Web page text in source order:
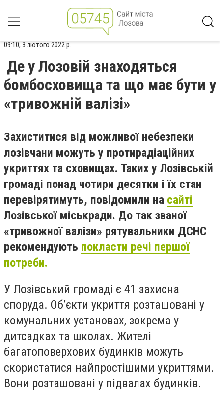
09:10, 3 лютого 2022 р.
Де у Лозовій знаходяться
бомбосховища та що має бути у
«тривожній валізі»
Захиститися від можливої небезпеки
лозівчани можуть у протирадіаційних
укриттях та сховищах. Таких у Лозівській
громаді понад чотири десятки і їх стан
перевірятимуть, повідомили на сайті
Лозівської міськради. До так званої
«тривожної валізи» рятувальники ДСНС
рекомендують покласти речі першої
потреби.
У Лозівський громаді є 41 захисна
споруда. Об’єкти укриття розташовані у
комунальних установах, зокрема у
дитсадках та школах. Жителі
багатоповерхових будинків можуть
скористатися найпростішими укриттями.
Вони розташовані у підвалах будинків.